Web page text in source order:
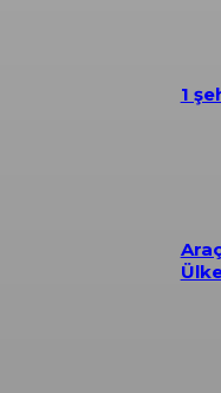
1